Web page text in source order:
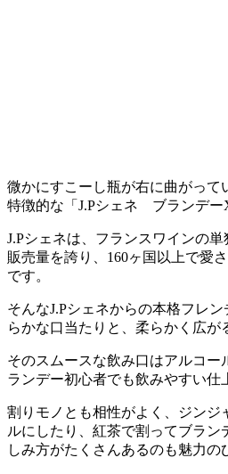
微かにすこーし瓶が右に曲がって
特徴的な「J.Pシェネ ブランデー
J.Pシェネは、フランスワインの
販売量を誇り、160ヶ国以上で愛
です。
そんなJ.Pシェネからの本格フレ
らかな口当たりと、柔らかく広が
そのスムースな飲み口はアルコー
ランデー初心者でも飲みやすい仕
割りモノとも相性がよく、ジンジ
ルにしたり、紅茶で割ってブラン
しみ方がたくさんあるのも魅力の